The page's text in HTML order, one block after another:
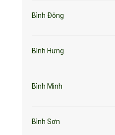
Bình Đông
Bình Hưng
Bình Minh
Bình Sơn